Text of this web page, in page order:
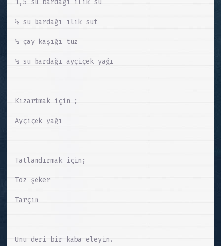
1,5 su bardağı ılık su
½ su bardağı ılık süt
½ çay kaşığı tuz
½ su bardağı ayçiçek yağı
Kızartmak için ;
Ayçiçek yağı
Tatlandırmak için;
Toz şeker
Tarçın
Unu deri bir kaba eleyin.